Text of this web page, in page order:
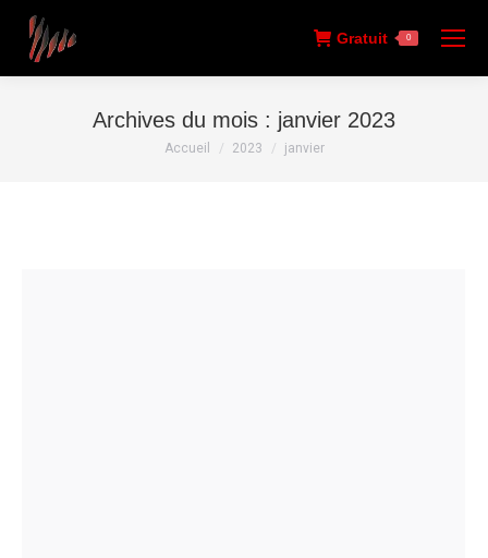
Gratuit 0
Archives du mois : janvier 2023
Vous êtes ici :
Accueil 2023 janvier